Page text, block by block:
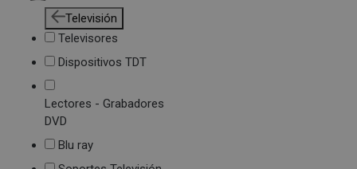
Televisión
Televisores
Dispositivos TDT
Lectores - Grabadores
DVD
Blu ray